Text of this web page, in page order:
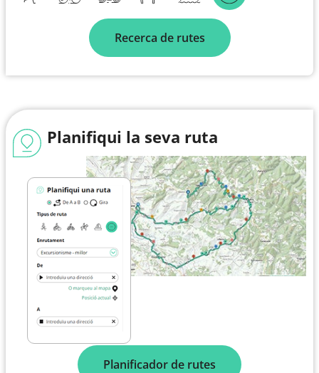
Recerca de rutes
Planifiqui la seva ruta
Planificador de rutes